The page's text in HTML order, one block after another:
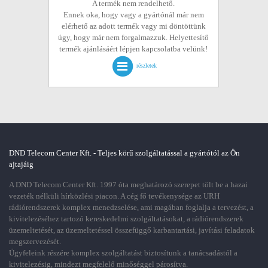
A termék nem rendelhető.
Ennek oka, hogy vagy a gyártónál már nem
elérhető az adott termék vagy mi döntöttünk
úgy, hogy már nem forgalmazzuk. Helyettesítő
termék ajánlásáért lépjen kapcsolatba velünk!
részletek
DND Telecom Center Kft. - Teljes körű szolgáltatással a gyártótól az Ön
ajtajáig
A DND Telecom Center Kft. 1997 óta meghatározó szerepet tölt be a hazai
vezeték nélküli hírközlési piacon. A cég fő tevékenysége az URH
rádiórendszerek komplex menedzselése, ami magában foglalja a tervezést, a
kivitelezéséhez tartozó kereskedelmi szolgáltatásokat, a rádiórendszerek
üzemeltetését, az üzemeltetéssel összefüggő karbantartási, javítási feladatok
megszervezését.
Ügyfeleink részére komplex szolgáltatást biztosítunk a tanácsadástól a
kivitelezésig, mindezt megfelelő minőséggel párosítva.